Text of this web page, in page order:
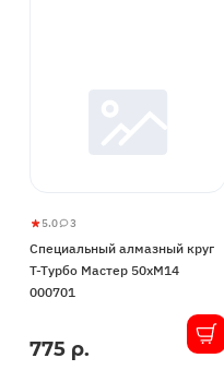
Специальный
алмазный
круг
Мастер
5.0
5
3 3
Специальный алмазный круг
Т-Турбо Мастер 50хM14
000701
В
775 р.